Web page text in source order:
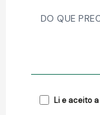
Li e aceito a